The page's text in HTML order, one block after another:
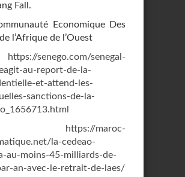
Fall.
Economique Des
l’Afrique de l’Ouest
https://senego.com/senegal-
au-report-de-la-
et-attend-les-
sanctions-de-la-
https://maroc-
la-cedeao-
au-moins-45-milliards-de-
an-avec-le-retrait-de-laes/